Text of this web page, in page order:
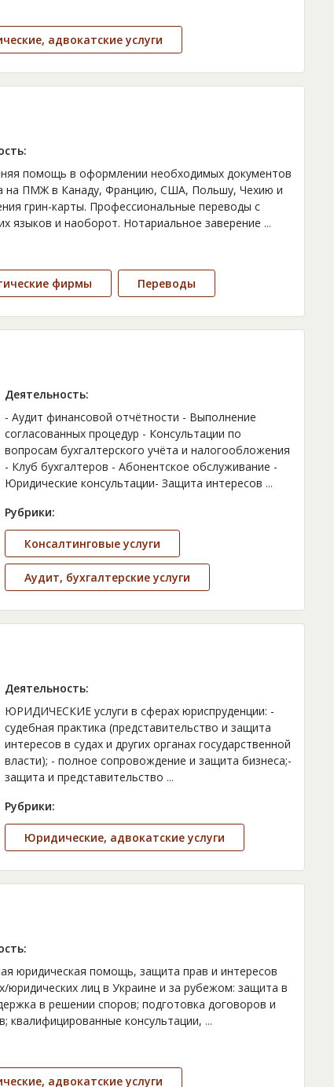
адвокатские услуги
помощь в оформлении необходимых документов
на ПМЖ в Канаду, Францию, США, Польшу, Чехию и
грин-карты. Профессиональные переводы с
языков и наоборот. Нотариальное заверение ...
фирмы Переводы
Деятельность:
- Аудит финансовой отчётности - Выполнение
согласованных процедур - Консультации по
вопросам бухгалтерского учёта и налогообложения
- Клуб бухгалтеров - Абонентское обслуживание -
Юридические консультации- Защита интересов ...
Рубрики:
Консалтинговые услуги
Аудит, бухгалтерские услуги
Деятельность:
ЮРИДИЧЕСКИЕ услуги в сферах юриспруденции: -
судебная практика (представительство и защита
интересов в судах и других органах государственной
власти); - полное сопровождение и защита бизнеса;-
защита и представительство ...
Рубрики:
Юридические, адвокатские услуги
юридическая помощь, защита прав и интересов
юридических лиц в Украине и за рубежом: защита в
в решении споров; подготовка договоров и
квалифицированные консультации, ...
адвокатские услуги